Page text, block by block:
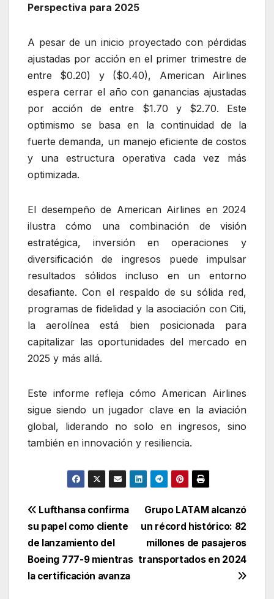
Perspectiva para 2025
A pesar de un inicio proyectado con pérdidas
ajustadas por acción en el primer trimestre de
entre $0.20) y ($0.40), American Airlines
espera cerrar el año con ganancias ajustadas
por acción de entre $1.70 y $2.70. Este
optimismo se basa en la continuidad de la
fuerte demanda, un manejo eficiente de costos
y una estructura operativa cada vez más
optimizada.
El desempeño de American Airlines en 2024
ilustra cómo una combinación de visión
estratégica, inversión en operaciones y
diversificación de ingresos puede impulsar
resultados sólidos incluso en un entorno
desafiante. Con el respaldo de su sólida red,
programas de fidelidad y la asociación con Citi,
la aerolínea está bien posicionada para
capitalizar las oportunidades del mercado en
2025 y más allá.
Este informe refleja cómo American Airlines
sigue siendo un jugador clave en la aviación
global, liderando no solo en ingresos, sino
también en innovación y resiliencia.
Navegación
de
entradas
Grupo LATAM alcanzó
un récord histórico: 82
millones de pasajeros
transportados en 2024
Lufthansa confirma
su papel como cliente
de lanzamiento del
Boeing 777-9 mientras
la certificación avanza